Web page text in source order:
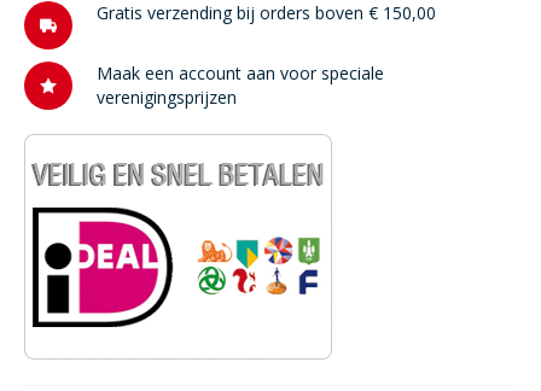
Gratis verzending bij orders boven € 150,00
Maak een account aan voor speciale
verenigingsprijzen